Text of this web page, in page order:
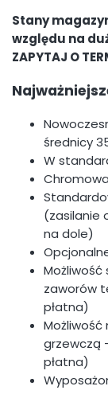
Stany
względu na
ZAPYTAJ O
średnicy
W
(zasilanie
na dole)
Możliwość
zaworów
płatna)
Możliwość
grzewczą
płatna)